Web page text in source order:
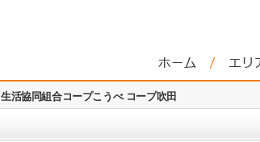
生活協同組合コープこうべ コープ吹田